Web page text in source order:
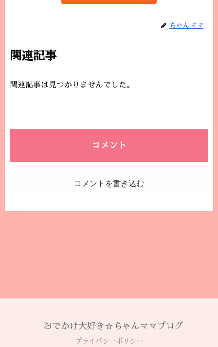
ちゃんママ
関連記事
関連記事は見つかりませんでした。
コメント
コメントを書き込む
おでかけ大好き☆ちゃんママブログ
プライバシーポリシー